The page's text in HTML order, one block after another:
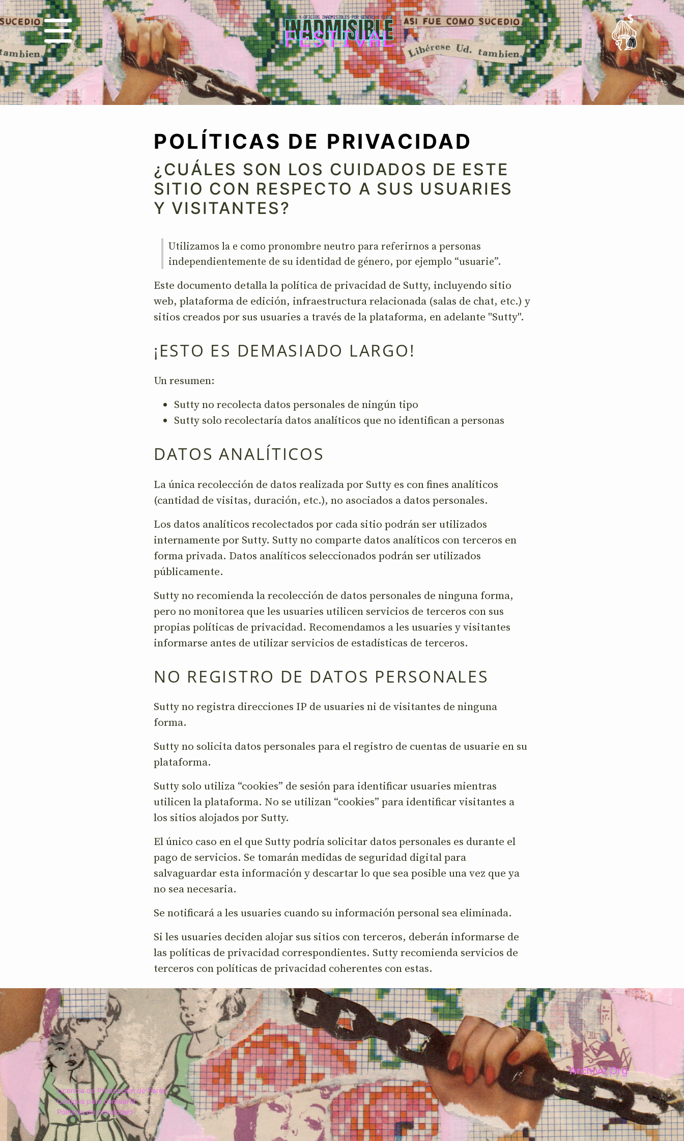
Inadmisible
Apóyanos
POLÍTICAS DE PRIVACIDAD
¿CUÁLES SON LOS CUIDADOS DE ESTE
SITIO CON RESPECTO A SUS USUARIES
Y VISITANTES?
Utilizamos la e como pronombre neutro para referirnos a personas
independientemente de su identidad de género, por ejemplo “usuarie”.
Este documento detalla la política de privacidad de Sutty, incluyendo sitio
web, plataforma de edición, infraestructura relacionada (salas de chat, etc.) y
sitios creados por sus usuaries a través de la plataforma, en adelante "Sutty".
¡ESTO ES DEMASIADO LARGO!
Un resumen:
Sutty no recolecta datos personales de ningún tipo
Sutty solo recolectaría datos analíticos que no identifican a personas
DATOS ANALÍTICOS
La única recolección de datos realizada por Sutty es con fines analíticos
(cantidad de visitas, duración, etc.), no asociados a datos personales.
Los datos analíticos recolectados por cada sitio podrán ser utilizados
internamente por Sutty. Sutty no comparte datos analíticos con terceros en
forma privada. Datos analíticos seleccionados podrán ser utilizados
públicamente.
Sutty no recomienda la recolección de datos personales de ninguna forma,
pero no monitorea que les usuaries utilicen servicios de terceros con sus
propias políticas de privacidad. Recomendamos a les usuaries y visitantes
informarse antes de utilizar servicios de estadísticas de terceros.
NO REGISTRO DE DATOS PERSONALES
Sutty no registra direcciones IP de usuaries ni de visitantes de ninguna
forma.
Sutty no solicita datos personales para el registro de cuentas de usuarie en su
plataforma.
Sutty solo utiliza “cookies” de sesión para identificar usuaries mientras
utilicen la plataforma. No se utilizan “cookies” para identificar visitantes a
los sitios alojados por Sutty.
El único caso en el que Sutty podría solicitar datos personales es durante el
pago de servicios. Se tomarán medidas de seguridad digital para
salvaguardar esta información y descartar lo que sea posible una vez que ya
no sea necesaria.
Se notificará a les usuaries cuando su información personal sea eliminada.
Si les usuaries deciden alojar sus sitios con terceros, deberán informarse de
las políticas de privacidad correspondientes. Sutty recomienda servicios de
terceros con políticas de privacidad coherentes con estas.
Licencia de Producción de Pares
Códigos para compartir
Políticas de privacidad
Archive.Org